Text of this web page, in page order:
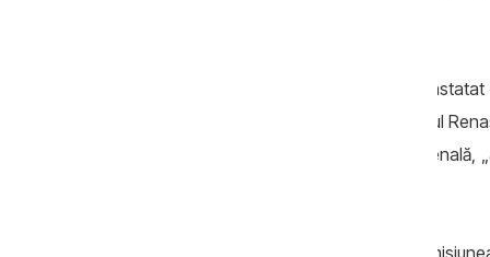
Conform probatoriului, procurorii au
Biroului Politic al Partidului Politic Partidul
neidentificate de organul de urmărire
Conform acuzatorilor, cei doi ar fi avut